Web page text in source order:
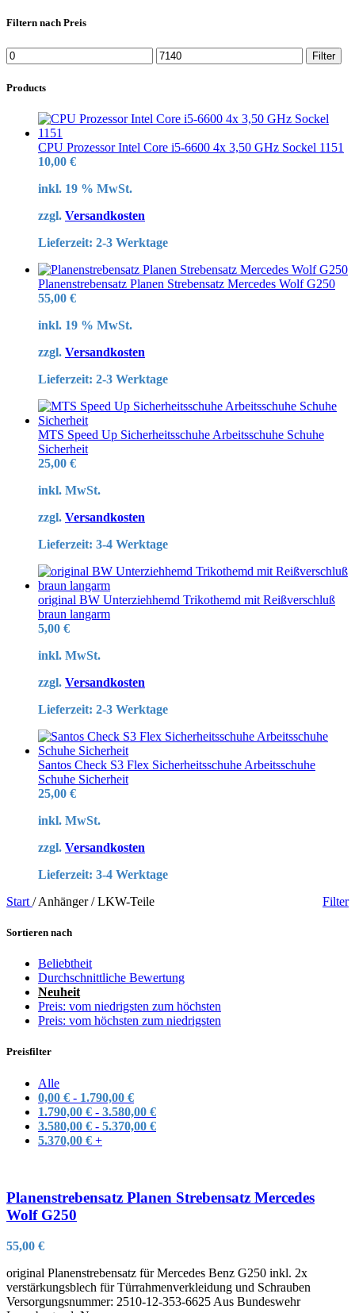
Filtern nach Preis
Min.
Preis
Max.
Preis
Filter
Products
CPU Prozessor Intel Core i5-6600 4x 3,50 GHz Sockel 1151
10,00 €
inkl. 19 % MwSt.
zzgl. Versandkosten
Lieferzeit: 2-3 Werktage
Planenstrebensatz Planen Strebensatz Mercedes Wolf G250
55,00 €
inkl. 19 % MwSt.
zzgl. Versandkosten
Lieferzeit: 2-3 Werktage
MTS Speed Up Sicherheitsschuhe Arbeitsschuhe Schuhe
Sicherheit
25,00 €
inkl. MwSt.
zzgl. Versandkosten
Lieferzeit: 3-4 Werktage
original BW Unterziehhemd Trikothemd mit Reißverschluß
braun langarm
5,00 €
inkl. MwSt.
zzgl. Versandkosten
Lieferzeit: 2-3 Werktage
Santos Check S3 Flex Sicherheitsschuhe Arbeitsschuhe
Schuhe Sicherheit
25,00 €
inkl. MwSt.
zzgl. Versandkosten
Lieferzeit: 3-4 Werktage
Start / Anhänger / LKW-Teile Filter
Sortieren nach
Beliebtheit
Durchschnittliche Bewertung
Neuheit
Preis: vom niedrigsten zum höchsten
Preis: vom höchsten zum niedrigsten
Preisfilter
Alle
0,00 € - 1.790,00 €
1.790,00 € - 3.580,00 €
3.580,00 € - 5.370,00 €
5.370,00 € +
Planenstrebensatz Planen Strebensatz Mercedes
Wolf G250
55,00 €
original Planenstrebensatz für Mercedes Benz G250 inkl. 2x
verstärkungsblech für Türrahmenverkleidung und Schrauben
Versorgungsnummer: 2510-12-353-6625 Aus Bundeswehr